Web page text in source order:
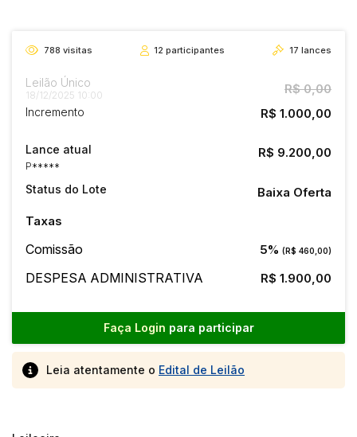
788 visitas 12participantes 17 lances
Leilão Único
18/12/2025 10:00 R$ 0,00
Incremento R$ 1.000,00
Lance atual
P*****
R$ 9.200,00
Status do Lote
Baixa Oferta
Taxas
Comissão 5% (R$ 460,00)
DESPESA ADMINISTRATIVA R$ 1.900,00
Faça Login para participar
Leia atentamente o Edital de Leilão